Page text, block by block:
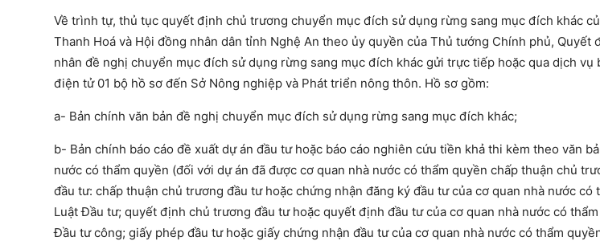
Về trình tự, thủ tục quyết định chủ trương chuyển mục đích sử dụng rừng sang mục đích khác
Thanh Hoá và Hội đồng nhân dân tỉnh Nghệ An theo ủy quyền của Thủ tướng Chính phủ, Quyết
nhân đề nghị chuyển mục đích sử dụng rừng sang mục đích khác gửi trực tiếp hoặc qua dịch vụ
điện tử 01 bộ hồ sơ đến Sở Nông nghiệp và Phát triển nông thôn. Hồ sơ gồm:
a- Bản chính văn bản đề nghị chuyển mục đích sử dụng rừng sang mục đích khác;
b- Bản chính báo cáo đề xuất dự án đầu tư hoặc báo cáo nghiên cứu tiền khả thi kèm theo văn
nước có thẩm quyền (đối với dự án đã được cơ quan nhà nước có thẩm quyền chấp thuận chủ
đầu tư: chấp thuận chủ trương đầu tư hoặc chứng nhận đăng ký đầu tư của cơ quan nhà nước
Luật Đầu tư; quyết định chủ trương đầu tư hoặc quyết định đầu tư của cơ quan nhà nước có
Đầu tư công; giấy phép đầu tư hoặc giấy chứng nhận đầu tư của cơ quan nhà nước có thẩm